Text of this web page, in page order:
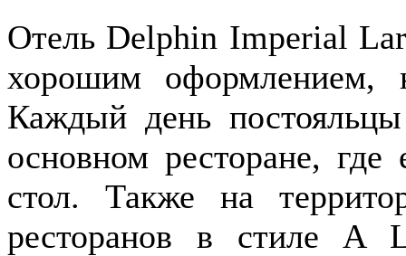
Отель Delphin Imperial
хорошим оформлением,
Каждый день
основном ресторане,
стол. Также на
ресторанов в стиле A